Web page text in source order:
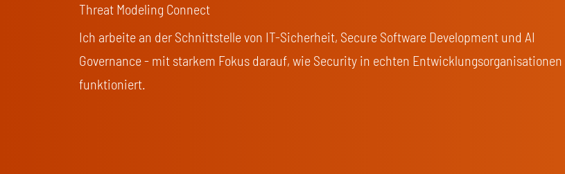
Threat Modeling Connect
Ich arbeite an der Schnittstelle von IT-Sicherheit, Secure Software Development und AI
Governance - mit starkem Fokus darauf, wie Security in echten Entwicklungsorganisationen
funktioniert.